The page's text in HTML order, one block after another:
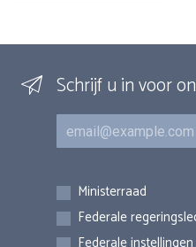
Schrijf u in voor
E-mail
Inschrijvingen
Ministerraad
Federale